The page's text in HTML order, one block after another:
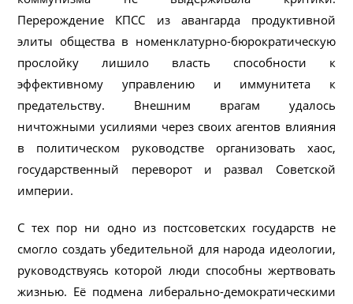
Перерождение КПСС из авангарда продуктивной
элиты общества в номенклатурно-бюрократическую
прослойку лишило власть способности к
эффективному управлению и иммунитета к
предательству. Внешним врагам удалось
ничтожными усилиями через своих агентов влияния
в политическом руководстве организовать хаос,
государственный переворот и развал Советской
империи.
С тех пор ни одно из постсоветских государств не
смогло создать убедительной для народа идеологии,
руководствуясь которой люди способны жертвовать
жизнью. Её подмена либерально-демократическими